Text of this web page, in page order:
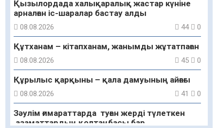
Қызылордада халықаралық жастар күніне
арналған іс-шаралар бастау алды
08.08.2026 44 0
Құтханам – кітапханам, жанымды жұтатпаған
08.08.2026 45 0
Құрылыс қарқыны – қала дамуының айғағы
08.08.2026 41 0
Зәулім ғимараттарда туған жерді түлеткен
азаматтардың қолтаңбасы бар